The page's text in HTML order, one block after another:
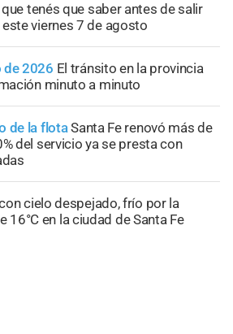
tenés que saber antes de salir
este viernes 7 de agosto
de 2026 El tránsito en la provincia
minuto a minuto
de la flotaSanta Fe renovó más de
del servicio ya se presta con
cielo despejado, frío por la
16°C en la ciudad de Santa Fe